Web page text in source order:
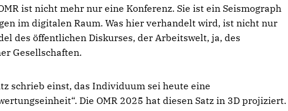
ist nicht mehr nur eine Konferenz. Sie ist ein Seismograph
im digitalen Raum. Was hier verhandelt wird, ist nicht nur
des öffentlichen Diskurses, der Arbeitswelt, ja, des
Gesellschaften.
schrieb einst, das Individuum sei heute eine
Die OMR 2025 hat diesen Satz in 3D projiziert.